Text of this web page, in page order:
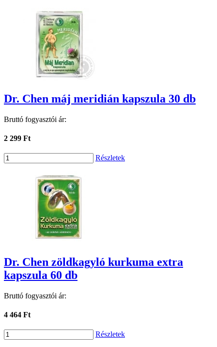
Dr. Chen máj meridián kapszula 30 db
Bruttó fogyasztói ár:
2 299 Ft
Részletek
Dr. Chen zöldkagyló kurkuma extra
kapszula 60 db
Bruttó fogyasztói ár:
4 464 Ft
Részletek